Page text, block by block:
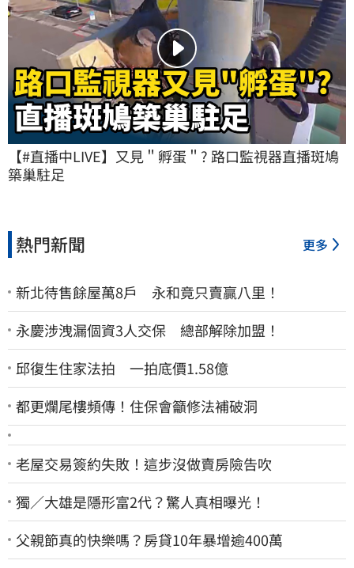
【#直播中LIVE】又見＂孵蛋＂? 路口監視器直播斑鳩
築巢駐足
熱門新聞 更多
新北待售餘屋萬8戶 永和竟只賣贏八里！
永慶涉洩漏個資3人交保 總部解除加盟！
邱復生住家法拍 一拍底價1.58億
都更爛尾樓頻傳！住保會籲修法補破洞
老屋交易簽約失敗！這步沒做賣房險告吹
獨／大雄是隱形富2代？驚人真相曝光！
父親節真的快樂嗎？房貸10年暴增逾400萬